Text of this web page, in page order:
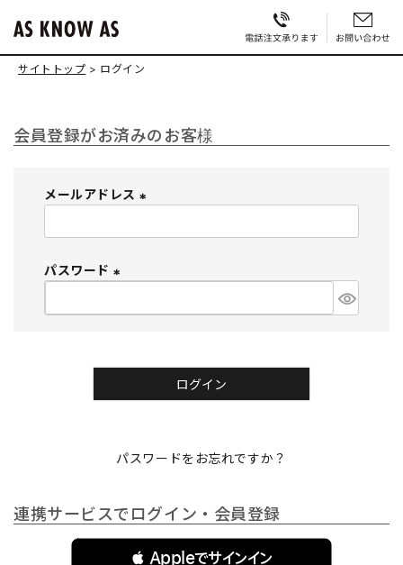
サイトトップ ログイン
会員登録がお済みのお客様
メールアドレス
必
)
パスワード
必
ログイン
パスワードをお忘れですか？
連携サービスでログイン・会員登録
 Appleでサインイン